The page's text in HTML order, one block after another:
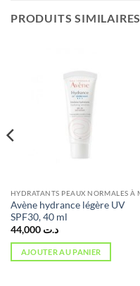
PRODUITS SIMILAIRES
Avène hydrance légère UV
SPF30, 40 ml
د.ت 44,000
AJOUTER AU PANIER